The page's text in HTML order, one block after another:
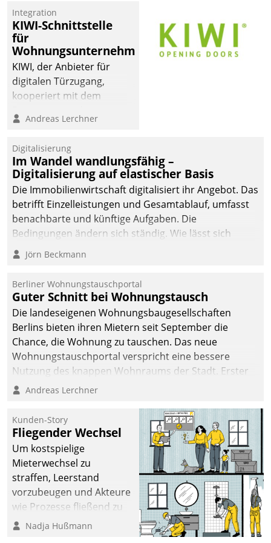
und Beschwerde-Management einen eigenen Kanal
ein.
Integration
KIWI-Schnittstelle
für
Wohnungsunternehmen
KIWI, der Anbieter für
digitalen Türzugang,
kooperiert mit dem
Softwareentwicklungshaus
Andreas Lerchner
Digitalisierung
Im Wandel wandlungsfähig –
Digitalisierung auf elastischer Basis
Die Immobilienwirtschaft digitalisiert ihr Angebot. Das
betrifft Einzelleistungen und Gesamtablauf, umfasst
benachbarte und künftige Aufgaben. Die
Bedingungen ändern sich ständig. Wie lässt sich
technisch die Kontrolle wahren und zugleich Freiraum
fürs Wachsen öffnen?
Jörn Beckmann
Berliner Wohnungstauschportal
Guter Schnitt bei Wohnungstausch
Die landeseigenen Wohnungsbaugesellschaften
Berlins bieten ihren Mietern seit September die
Chance, die Wohnung zu tauschen. Das neue
Wohnungstauschportal verspricht eine bessere
Nutzung des knappen Wohnraums der Stadt. Erster
Anwendungsfall für Datatrains Lösung API-Hub mit
Unternehmen.
Andreas Lerchner
Kunden-Story
Fliegender Wechsel
Um kostspielige
Mieterwechsel zu
straffen, Leerstand
vorzubeugen und Akteure
wie Prozesse fließend zu
vernetzen, nutzt die
Nadja Hußmann